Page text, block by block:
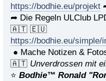
https://bodhie.eu/projekt
➦ Die Regeln ULClub
🇦🇹 🇪🇺
https://bodhie.eu/simple/
● Mache Notizen &
🇦🇹 Unverdrossen mit
⭐️ Bodhie™ Ronald